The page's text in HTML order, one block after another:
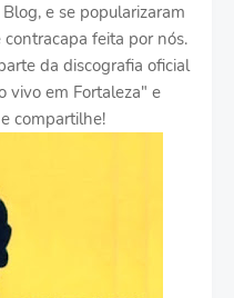
e se popularizaram
feita por nós.
da discografia oficial
vivo em Fortaleza" e
compartilhe!